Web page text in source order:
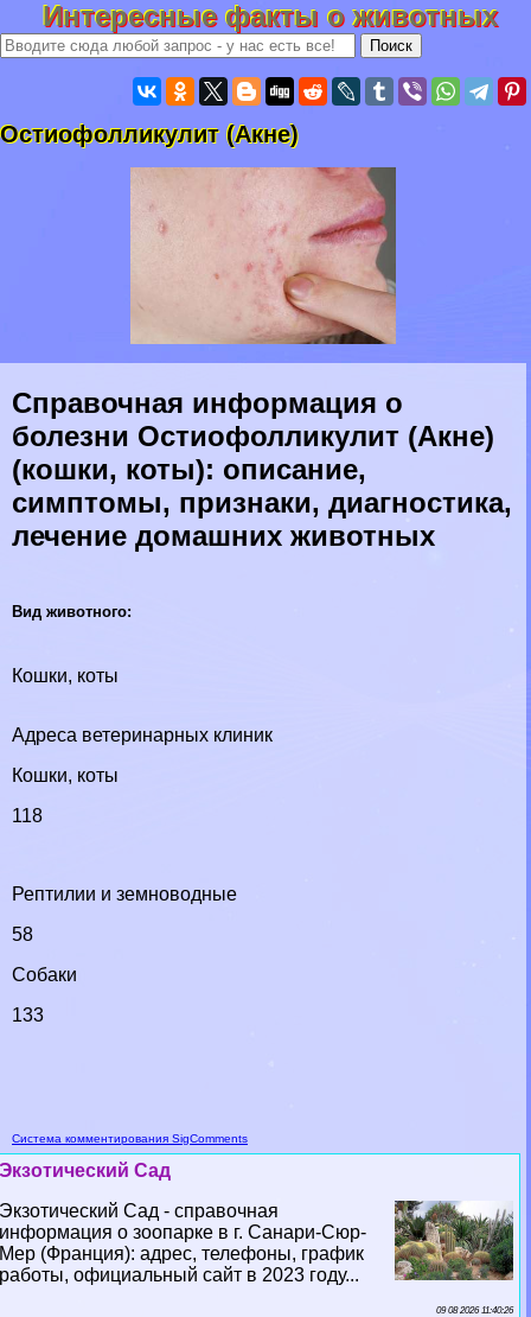
Интересные факты о животных
Остиофолликулит (Акне)
Справочная информация о
болезни Остиофолликулит (Акне)
(кошки, коты): описание,
симптомы, признаки, диагностика,
лечение домашних животных
Вид животного:
Кошки, коты
Адреса ветеринарных клиник
Кошки, коты
118
Рептилии и земноводные
58
Собаки
133
Система комментирования SigComments
Экзотический Сад
Экзотический Сад - справочная
информация о зоопарке в г. Санари-Сюр-
Мер (Франция): адрес, телефоны, график
работы, официальный сайт в 2023 году...
09 08 2026 11:40:26